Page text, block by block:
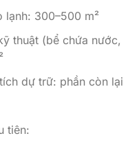
lạnh: 300–500 m²
thuật (bể chứa nước,
dự trữ: phần còn lại
tiên: